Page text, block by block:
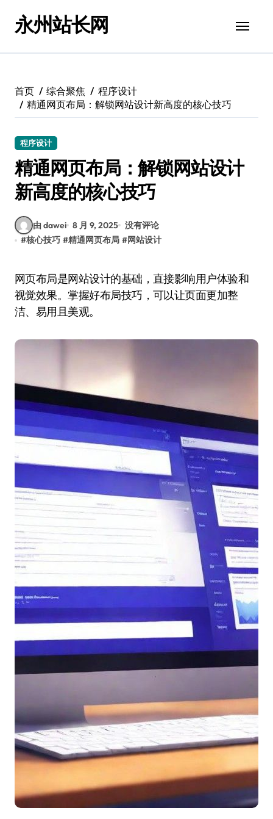
永州站长网
首页 综合聚焦
程序设计
精通网页布局：解锁网站设计新高度的核心技巧
程序设计
精通网页布局：解锁网站设计
新高度的核心技巧
由 dawei 8 月 9, 2025 没有评论
#核心技巧 #精通网页布局 #网站设计
网页布局是网站设计的基础，直接影响用户体验和
视觉效果。掌握好布局技巧，可以让页面更加整
洁、易用且美观。